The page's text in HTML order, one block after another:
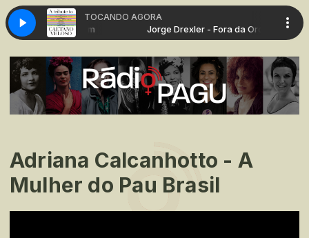
TOCANDO AGORA
- Fora da Ordem Jorge Drexler - Fora da Ordem
Adriana Calcanhotto - A
Mulher do Pau Brasil